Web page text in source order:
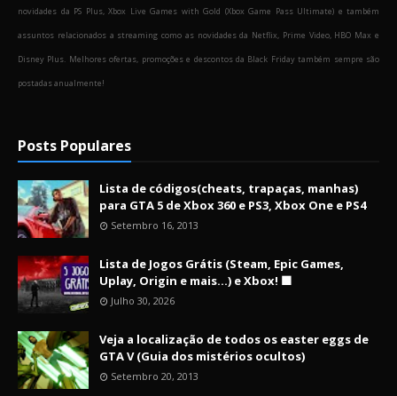
novidades da PS Plus, Xbox Live Games with Gold (Xbox Game Pass Ultimate) e também
assuntos relacionados a streaming como as novidades da Netflix, Prime Video, HBO Max e
Disney Plus. Melhores ofertas, promoções e descontos da Black Friday também sempre são
postadas anualmente!
Posts Populares
Lista de códigos(cheats, trapaças, manhas)
para GTA 5 de Xbox 360 e PS3, Xbox One e PS4
Setembro 16, 2013
Lista de Jogos Grátis (Steam, Epic Games,
Uplay, Origin e mais...) e Xbox! 🟩
Julho 30, 2026
Veja a localização de todos os easter eggs de
GTA V (Guia dos mistérios ocultos)
Setembro 20, 2013